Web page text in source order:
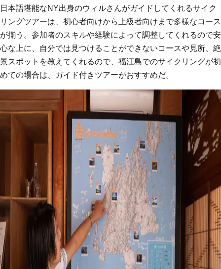
日本語堪能なNY出身のウィルさんがガイドしてくれるサイク
リングツアーは、初心者向けから上級者向けまで多様なコース
が揃う。参加者のスキルや経験によって調整してくれるので安
心な上に、自分では見つけることができないコースや見所、絶
景スポットを教えてくれるので、福江島でのサイクリングが初
めての場合は、ガイド付きツアーがおすすめだ。